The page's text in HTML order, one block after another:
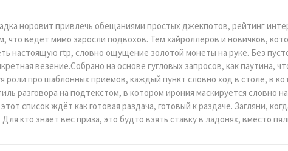
норовит привлечь обещаниями простых джекпотов, рейтинг
что ведет мимо заросли подвохов. Тем хайроллеров и новичков,
настоящую rtp, словно ощущение золотой монеты на руке. Без
везение.Собрано на основе гугловых запросов, как паутина,
роли про шаблонных приёмов, каждый пункт словно ход в столе, в
разговора на подтекстом, в котором ирония маскируется словно
этот список ждёт как готовая раздача, готовый к раздаче. Загляни,
кто знает вес приза, это будто взять ставку в ладонях, вместо